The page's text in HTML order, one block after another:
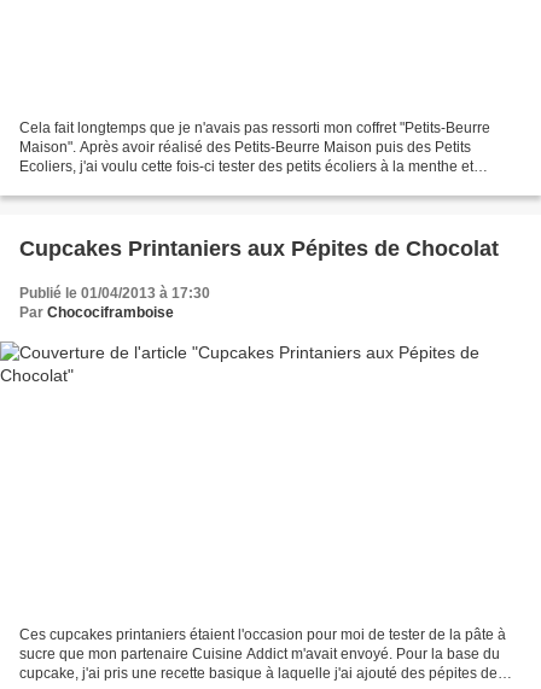
Cela fait longtemps que je n'avais pas ressorti mon coffret "Petits-Beurre
Maison". Après avoir réalisé des Petits-Beurre Maison puis des Petits
Ecoliers, j'ai voulu cette fois-ci tester des petits écoliers à la menthe et
Cupcakes Printaniers aux Pépites de Chocolat
Publié le 01/04/2013 à 17:30
Par Chocociframboise
Ces cupcakes printaniers étaient l'occasion pour moi de tester de la pâte à
sucre que mon partenaire Cuisine Addict m'avait envoyé. Pour la base du
cupcake, j'ai pris une recette basique à laquelle j'ai ajouté des pépites de